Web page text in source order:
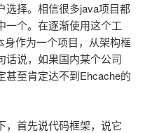
选择。相信很多java项目都
一个。在逐渐使用这个工
作为一个项目，从架构框
话说，如果国内某个公司
甚至肯定达不到Ehcache的
，首先说代码框架，说它